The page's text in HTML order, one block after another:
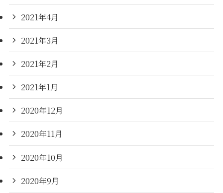
2021年4月
2021年3月
2021年2月
2021年1月
2020年12月
2020年11月
2020年10月
2020年9月